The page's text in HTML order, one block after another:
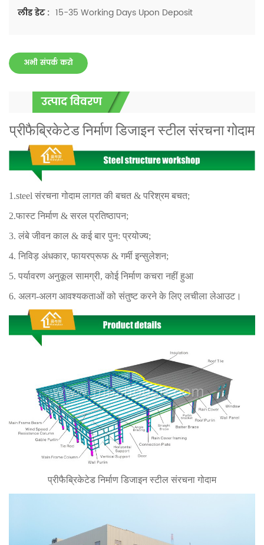
लीड डेट : 15-35 Working Days Upon Deposit
अभी संपर्क करो
उत्पाद विवरण
प्रीफैब्रिकेटेड निर्माण डिजाइन स्टील संरचना गोदाम
1.steel संरचना गोदाम लागत की बचत & परिश्रम बचत;
2.फास्ट निर्माण & सरल प्रतिष्ठापन;
3. लंबे जीवन काल & कई बार पुन: प्रयोज्य;
4. निविड़ अंधकार, फायरप्रूफ & गर्मी इन्सुलेशन;
5. पर्यावरण अनुकूल सामग्री, कोई निर्माण कचरा नहीं हुआ
6. अलग-अलग आवश्यकताओं को संतुष्ट करने के लिए लचीला लेआउट।
प्रीफैब्रिकेटेड निर्माण डिजाइन स्टील संरचना गोदाम